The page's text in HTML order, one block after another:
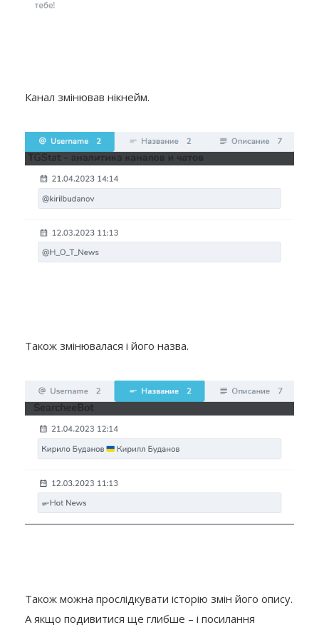
Канал змінював нікнейм.
Також змінювалася і його назва.
Також можна прослідкувати історію змін його опису.
А якщо подивитися ще глибше – і посилання